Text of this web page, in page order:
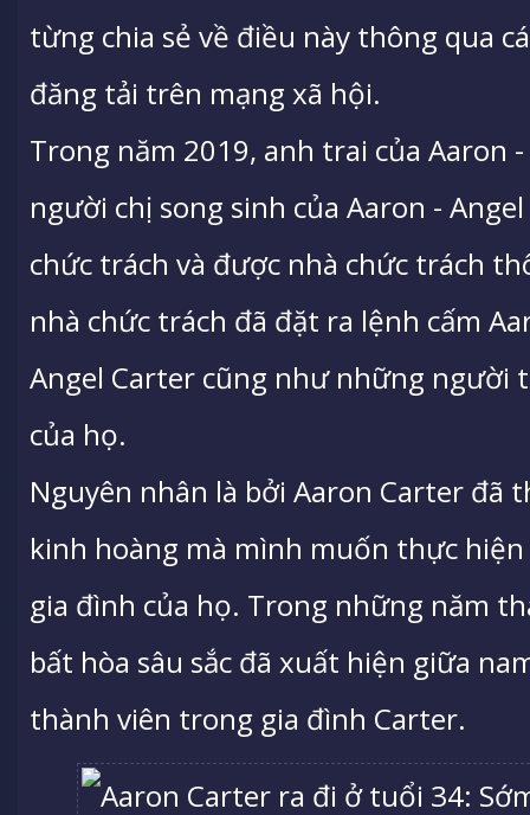
từng chia sẻ về điều này thông qua
đăng tải trên mạng xã hội.
Trong năm 2019, anh trai của Aaron
người chị song sinh của Aaron -
chức trách và được nhà chức trách
nhà chức trách đã đặt ra lệnh cấm
Angel Carter cũng như những người
của họ.
Nguyên nhân là bởi Aaron Carter đã
kinh hoàng mà mình muốn thực
gia đình của họ. Trong những năm
bất hòa sâu sắc đã xuất hiện giữa
thành viên trong gia đình Carter.